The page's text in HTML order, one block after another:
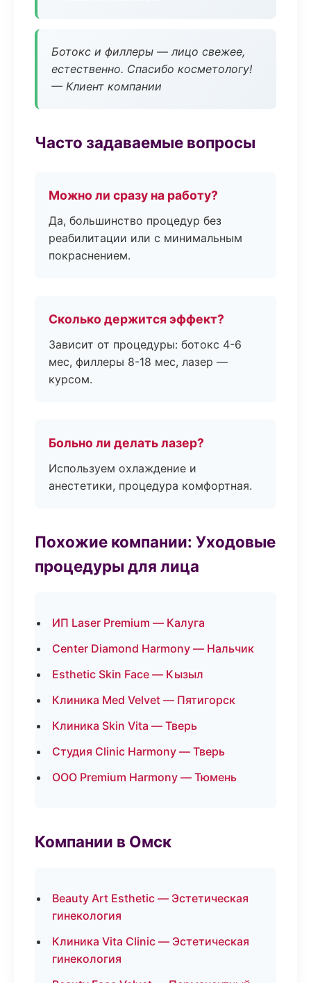
Ботокс и филлеры — лицо свежее,
естественно. Спасибо косметологу!
— Клиент компании
Часто задаваемые вопросы
Можно ли сразу на работу?
Да, большинство процедур без
реабилитации или с минимальным
покраснением.
Сколько держится эффект?
Зависит от процедуры: ботокс 4-6
мес, филлеры 8-18 мес, лазер —
курсом.
Больно ли делать лазер?
Используем охлаждение и
анестетики, процедура комфортная.
Похожие компании: Уходовые
процедуры для лица
ИП Laser Premium — Калуга
Center Diamond Harmony — Нальчик
Esthetic Skin Face — Кызыл
Клиника Med Velvet — Пятигорск
Клиника Skin Vita — Тверь
Студия Clinic Harmony — Тверь
ООО Premium Harmony — Тюмень
Компании в Омск
Beauty Art Esthetic — Эстетическая
гинекология
Клиника Vita Clinic — Эстетическая
гинекология